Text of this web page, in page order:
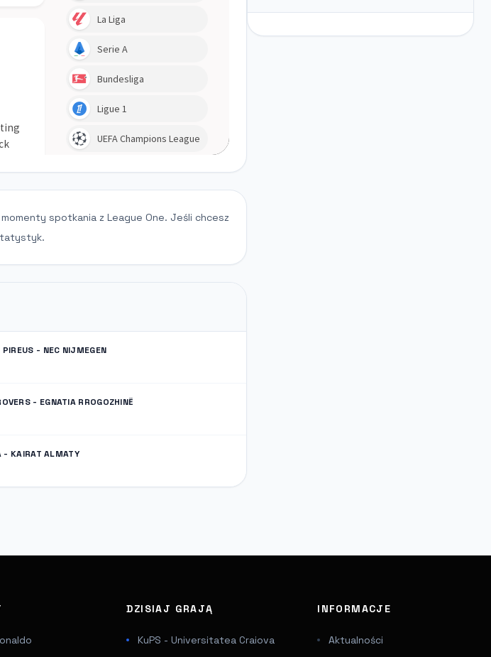
spotkania z League One. Jeśli chcesz
- NEC NIJMEGEN
- EGNATIA RROGOZHINË
- KAIRAT ALMATY
DZISIAJ GRAJĄ
KuPS - Universitatea Craiova
INFORMACJE
Aktualności